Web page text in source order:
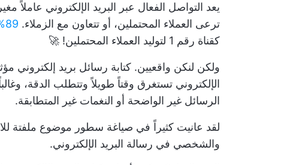
يعد التواصل الفعال عبر البريد الإلكتروني عاملاً
ترعى العملاء المحتملين، أو تتعاون مع الزملاء. 89% من المسوقين
كقناة رقم 1 لتوليد العملاء المحتملين! 🚀
ولكن لنكن واقعيين. كتابة رسائل بريد إلكتروني
الإلكتروني تستغرق وقتاً طويلاً وتتطلب الدقة،
الرسائل غير الواضحة أو النغمات غير المتطابقة.
لقد عانيت كثيراً في صياغة سطور موضوع ملفتة
والشخصي في رسالة البريد الإلكتروني.